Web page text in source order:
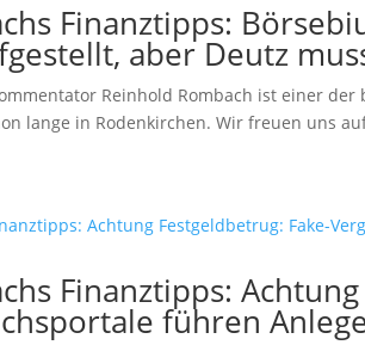
Finanztipps:
aber Deutz
Reinhold Rombach ist einer
lange in Rodenkirchen. Wir freuen uns
Finanztipps:
führen